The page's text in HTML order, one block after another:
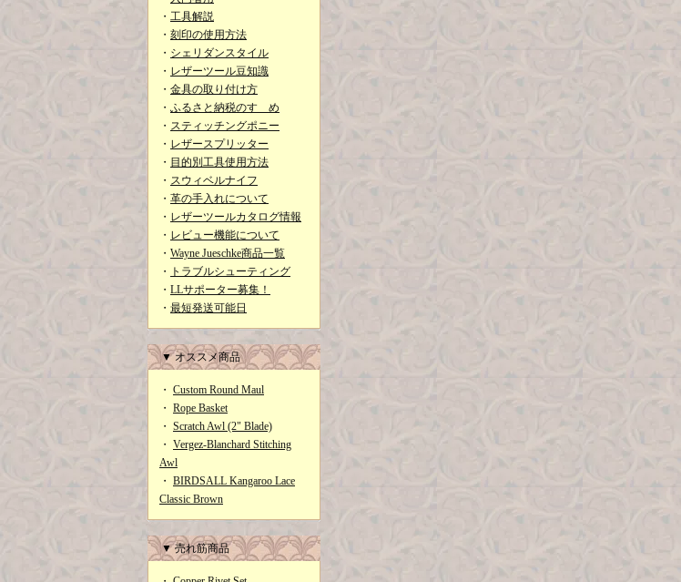
・ 工具解説
・ 刻印の使用方法
・ シェリダンスタイル
・ レザーツール豆知識
・ 金具の取り付け方
・ ふるさと納税のすゝめ
・ スティッチングポニー
・ レザースプリッター
・ 目的別工具使用方法
・ スウィベルナイフ
・ 革の手入れについて
・ レザーツールカタログ情報
・ レビュー機能について
・ Wayne Jueschke商品一覧
・
トラブルシューティング
・ LLサポーター募集！
・ 最短発送可能日
▼ オススメ商品
・ Custom Round Maul
・ Rope Basket
・ Scratch Awl (2" Blade)
・ Vergez-Blanchard Stitching
Awl
・ BIRDSALL Kangaroo Lace
Classic Brown
▼ 売れ筋商品